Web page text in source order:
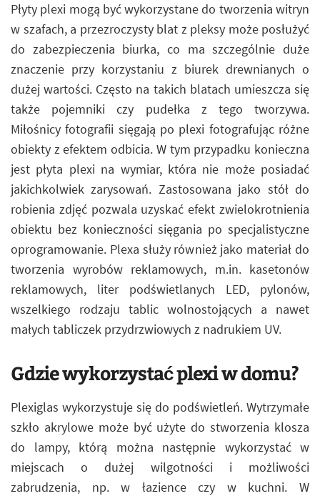
Płyty plexi mogą być wykorzystane do tworzenia witryn
w szafach, a przezroczysty blat z pleksy może posłużyć
do zabezpieczenia biurka, co ma szczególnie duże
znaczenie przy korzystaniu z biurek drewnianych o
dużej wartości. Często na takich blatach umieszcza się
także pojemniki czy pudełka z tego tworzywa.
Miłośnicy fotografii sięgają po plexi fotografując różne
obiekty z efektem odbicia. W tym przypadku konieczna
jest płyta plexi na wymiar, która nie może posiadać
jakichkolwiek zarysowań. Zastosowana jako stół do
robienia zdjęć pozwala uzyskać efekt zwielokrotnienia
obiektu bez konieczności sięgania po specjalistyczne
oprogramowanie. Plexa służy również jako materiał do
tworzenia wyrobów reklamowych, m.in. kasetonów
reklamowych, liter podświetlanych LED, pylonów,
wszelkiego rodzaju tablic wolnostojących a nawet
małych tabliczek przydrzwiowych z nadrukiem UV.
Gdzie wykorzystać plexi w domu?
Plexiglas wykorzystuje się do podświetleń. Wytrzymałe
szkło akrylowe może być użyte do stworzenia klosza
do lampy, którą można następnie wykorzystać w
miejscach o dużej wilgotności i możliwości
zabrudzenia, np. w łazience czy w kuchni. W